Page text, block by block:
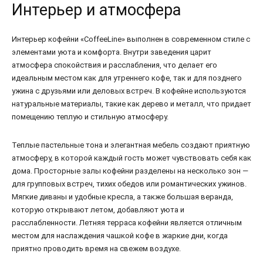
Интерьер и атмосфера
Интерьер кофейни «CoffeeLine» выполнен в современном стиле с
элементами уюта и комфорта. Внутри заведения царит
атмосфера спокойствия и расслабления, что делает его
идеальным местом как для утреннего кофе, так и для позднего
ужина с друзьями или деловых встреч. В кофейне используются
натуральные материалы, такие как дерево и металл, что придает
помещению теплую и стильную атмосферу.
Теплые пастельные тона и элегантная мебель создают приятную
атмосферу, в которой каждый гость может чувствовать себя как
дома. Просторные залы кофейни разделены на несколько зон —
для групповых встреч, тихих обедов или романтических ужинов.
Мягкие диваны и удобные кресла, а также большая веранда,
которую открывают летом, добавляют уюта и
расслабленности. Летняя терраса кофейни является отличным
местом для наслаждения чашкой кофе в жаркие дни, когда
приятно проводить время на свежем воздухе.